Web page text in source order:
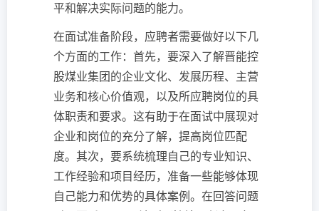
平和解决实际问题的能力。
在面试准备阶段，应聘者需要做好以下几
个方面的工作：首先，要深入了解晋能控
股煤业集团的企业文化、发展历程、主营
业务和核心价值观，以及所应聘岗位的具
体职责和要求。这有助于在面试中展现对
企业和岗位的充分了解，提高岗位匹配
度。其次，要系统梳理自己的专业知识、
工作经验和项目经历，准备一些能够体现
自己能力和优势的具体案例。在回答问题